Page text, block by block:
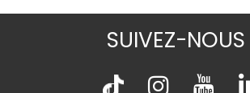
SUIVEZ-NOUS